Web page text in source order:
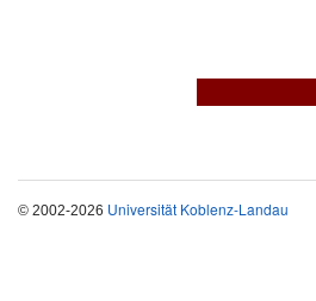
© 2002-2026 Universität Koblenz-Landau